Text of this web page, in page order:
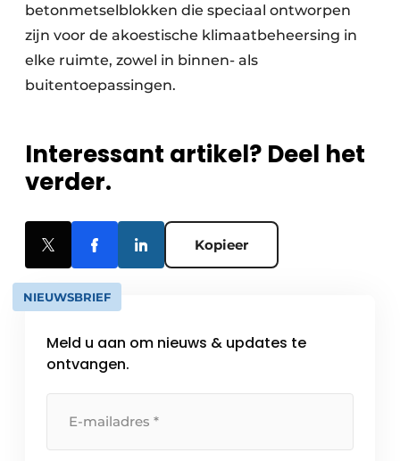
betonmetselblokken die speciaal ontworpen
zijn voor de akoestische klimaatbeheersing in
elke ruimte, zowel in binnen- als
buitentoepassingen.
Interessant artikel? Deel het
verder.
Kopieer
NIEUWSBRIEF
Meld u aan om nieuws & updates te
ontvangen.